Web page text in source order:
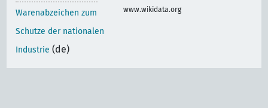
Warenabzeichen zum
Schutze der nationalen
Industrie (de)
www.wikidata.org